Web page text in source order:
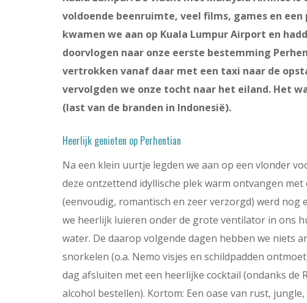
voldoende beenruimte, veel films, games en
kwamen we aan op Kuala Lumpur Airport en
doorvlogen naar onze eerste bestemming
vertrokken vanaf daar met een taxi naar de
vervolgden we onze tocht naar het eiland. Het
(last van de branden in Indonesië).
Heerlijk genieten op Perhentian
Na een klein uurtje legden we aan op een vlonder
deze ontzettend idyllische plek warm ontvangen
(eenvoudig, romantisch en zeer verzorgd) werd nog
we heerlijk luieren onder de grote ventilator in ons
water. De daarop volgende dagen hebben we niets
snorkelen (o.a. Nemo visjes en schildpadden
dag afsluiten met een heerlijke cocktail (ondanks de
alcohol bestellen). Kortom: Een oase van rust,